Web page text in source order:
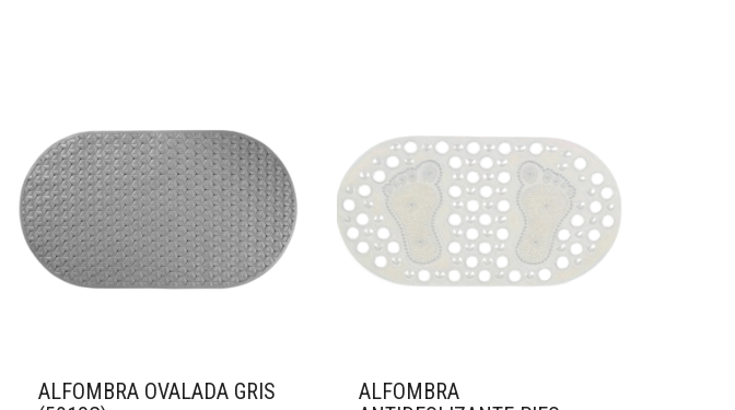
ALFOMBRA OVALADA GRIS
ALFOMBRA